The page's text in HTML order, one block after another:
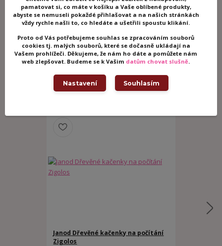
Dřevěné hračky
Dřevěné kostky
Janod Dřevěné kačenky na počítání
Zigolos
pamatovat si, co máte v košíku a Vaše oblíbené produkty,
abyste se nemuseli pokaždé přihlašovat a na našich stránkách
vždy rychle našli to, co hledáte a ušetřili spoustu klikání.
Proto od Vás potřebujeme souhlas se zpracováním souborů
cookies tj. malých souborů, které se dočasně ukládají na
Vašem prohlížeči. Děkujeme, že nám ho dáte a pomůžete nám
web zlepšovat. Budeme se k Vašim datům chovat slušně.
Nastavení Souhlasím